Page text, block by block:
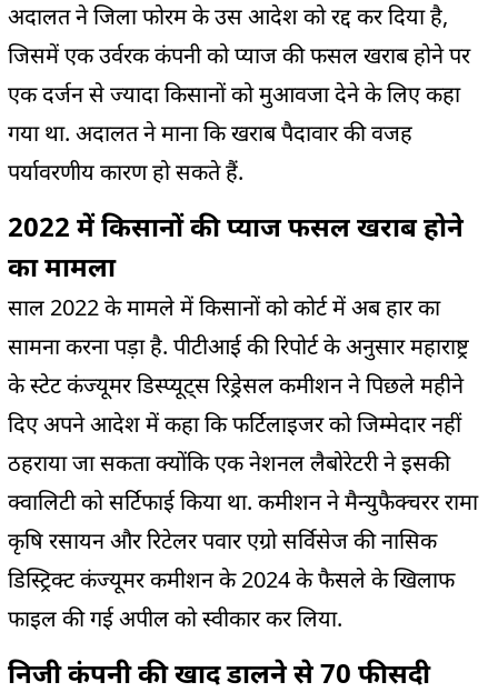
अदालत ने जिला फोरम के उस आदेश को रद्द कर दिया है,
जिसमें एक उर्वरक कंपनी को प्याज की फसल खराब होने पर
एक दर्जन से ज्यादा किसानों को मुआवजा देने के लिए कहा
गया था. अदालत ने माना कि खराब पैदावार की वजह
पर्यावरणीय कारण हो सकते हैं.
2022 में किसानों की प्याज फसल खराब होने
का मामला
साल 2022 के मामले में किसानों को कोर्ट में अब हार का
सामना करना पड़ा है. पीटीआई की रिपोर्ट के अनुसार महाराष्ट्र
के स्टेट कंज्यूमर डिस्प्यूट्स रिड्रेसल कमीशन ने पिछले महीने
दिए अपने आदेश में कहा कि फर्टिलाइजर को जिम्मेदार नहीं
ठहराया जा सकता क्योंकि एक नेशनल लैबोरेटरी ने इसकी
क्वालिटी को सर्टिफाई किया था. कमीशन ने मैन्युफैक्चरर रामा
कृषि रसायन और रिटेलर पवार एग्रो सर्विसेज की नासिक
डिस्ट्रिक्ट कंज्यूमर कमीशन के 2024 के फैसले के खिलाफ
फाइल की गई अपील को स्वीकार कर लिया.
निजी कंपनी की खाद डालने से 70 फीसदी